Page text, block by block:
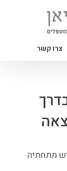
צרו קשר
מתחתיה